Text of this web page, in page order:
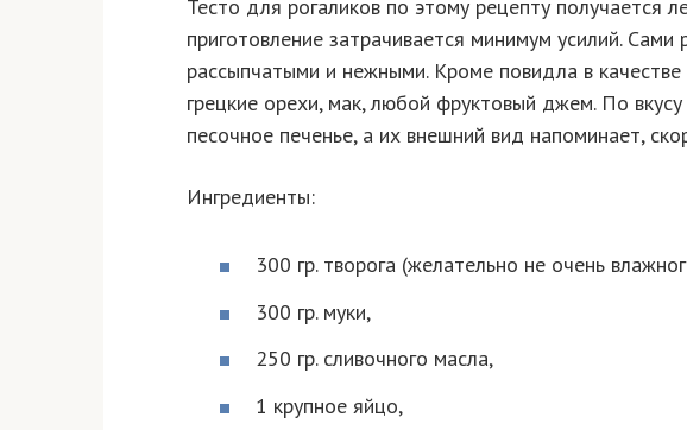
Тесто для рогаликов по этому рецепту получается
приготовление затрачивается минимум усилий. Сами
рассыпчатыми и нежными. Кроме повидла в
грецкие орехи, мак, любой фруктовый джем. По
песочное печенье, а их внешний вид напоминает,
Ингредиенты:
300 гр. творога (желательно не очень
300 гр. муки,
250 гр. сливочного масла,
1 крупное яйцо,